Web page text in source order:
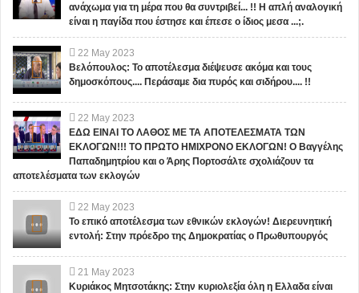
ανάχωμα για τη μέρα που θα συντριβεί... !! Η απλή αναλογική
είναι η παγίδα που έστησε και έπεσε ο ίδιος μεσα ...;.
22 May 2023
Βελόπουλος: Το αποτέλεσμα διέψευσε ακόμα και τους
δημοσκόπους.... Περάσαμε δια πυρός και σιδήρου.... !!
22 May 2023
ΕΔΩ ΕΙΝΑΙ ΤΟ ΛΑΘΟΣ ΜΕ ΤΑ ΑΠΟΤΕΛΕΣΜΑΤΑ ΤΩΝ
ΕΚΛΟΓΩΝ!!! ΤΟ ΠΡΩΤΟ ΗΜΙΧΡΟΝΟ ΕΚΛΟΓΩΝ! Ο Βαγγέλης
Παπαδημητρίου και ο Άρης Πορτοσάλτε σχολιάζουν τα
αποτελέσματα των εκλογών
22 May 2023
Το επικό αποτέλεσμα των εθνικών εκλογών! Διερευνητική
εντολή: Στην πρόεδρο της Δημοκρατίας ο Πρωθυπουργός
21 May 2023
Κυριάκος Μητσοτάκης: Στην κυριολεξία όλη η Ελλαδα είναι